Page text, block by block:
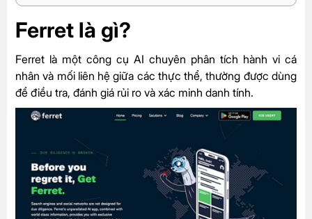
Ferret là gì?
Ferret là một công cụ AI chuyên phân tích hành vi cá
nhân và mối liên hệ giữa các thực thể, thường được dùng
để điều tra, đánh giá rủi ro và xác minh danh tính.